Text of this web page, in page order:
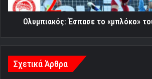
Ολυμπιακός: Έσπασε το «μπλόκο»
Σχετικά Άρθρα